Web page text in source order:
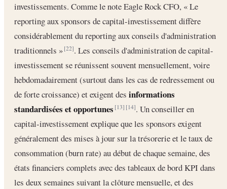
investissements. Comme le note Eagle Rock CFO, « Le
reporting aux sponsors de capital-investissement diffère
considérablement du reporting aux conseils d'administration
traditionnels »[22]. Les conseils d'administration de capital-
investissement se réunissent souvent mensuellement, voire
hebdomadairement (surtout dans les cas de redressement ou
de forte croissance) et exigent des informations
standardisées et opportunes [13] [14]. Un conseiller en
capital-investissement explique que les sponsors exigent
généralement des mises à jour sur la trésorerie et le taux de
consommation (burn rate) au début de chaque semaine, des
états financiers complets avec des tableaux de bord KPI dans
les deux semaines suivant la clôture mensuelle, et des